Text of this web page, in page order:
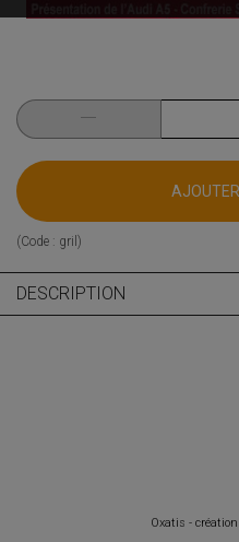
(Code : gril )
DESCRIPTION
Oxatis -